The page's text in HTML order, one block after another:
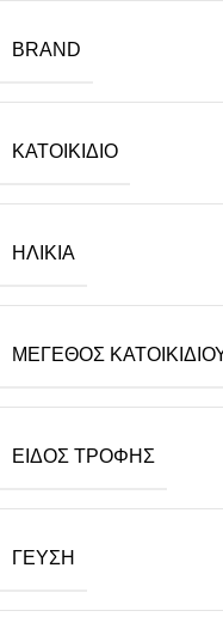
BRAND
ΚΑΤΟΙΚΊΔΙΟ
ΗΛΙΚΊΑ
ΜΈΓΕΘΟΣ
ΕΊΔΟΣ ΤΡΟΦΉΣ
ΓΕΎΣΗ